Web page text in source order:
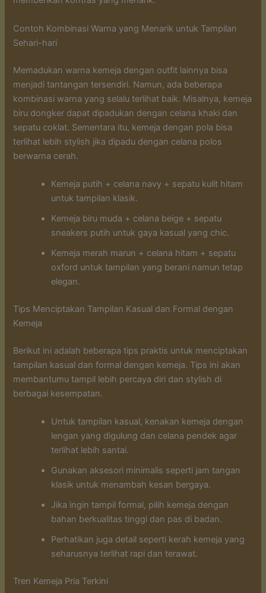
Contoh Kombinasi Warna yang Menarik untuk Tampilan
Sehari-hari
Memadukan warna kemeja dengan outfit lainnya bisa
menjadi tantangan tersendiri. Namun, ada beberapa
kombinasi warna yang selalu terlihat baik. Misalnya, kemeja
biru dongker dapat dipadukan dengan celana khaki dan
sepatu coklat. Sementara itu, kemeja dengan pola bisa
terlihat lebih stylish jika dipadu dengan celana polos
berwarna cerah.
Kemeja putih + celana navy + sepatu kulit hitam
untuk tampilan klasik.
Kemeja biru muda + celana beige + sepatu
sneakers putih untuk gaya kasual yang chic.
Kemeja merah marun + celana hitam + sepatu
oxford untuk tampilan yang berani namun tetap
elegan.
Tips Menciptakan Tampilan Kasual dan Formal dengan
Kemeja
Berikut ini adalah beberapa tips praktis untuk menciptakan
tampilan kasual dan formal dengan kemeja. Tips ini akan
membantumu tampil lebih percaya diri dan stylish di
berbagai kesempatan.
Untuk tampilan kasual, kenakan kemeja dengan
lengan yang digulung dan celana pendek agar
terlihat lebih santai.
Gunakan aksesori minimalis seperti jam tangan
klasik untuk menambah kesan bergaya.
Jika ingin tampil formal, pilih kemeja dengan
bahan berkualitas tinggi dan pas di badan.
Perhatikan juga detail seperti kerah kemeja yang
seharusnya terlihat rapi dan terawat.
Tren Kemeja Pria Terkini